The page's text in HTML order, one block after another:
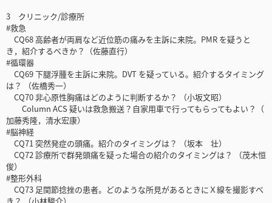
3 クリニック/診療所
#救急
CQ68 高齢者が両肩など近位筋の痛みを主訴に来院。PMR を疑うと
き，紹介するべきか？（佐藤直行）
#循環器
CQ69 下腿浮腫を主訴に来院。DVT を疑っている。紹介するタイミング
は？ （佐橋秀一）
CQ70 非心原性胸痛はどのように判断するか？ （小坂文昭）
Column ACS 疑いは救急搬送？自家用車で行ってもらってもよい？（
加藤秀隆，清水宏康）
#脳神経
CQ71 突然発症の頭痛。紹介のタイミングは？ （坂本 壮）
CQ72 診療所で群発頭痛を疑った場合の紹介のタイミングは？ （茂木恒
俊）
#整形外科
CQ73 足関節捻挫の患者。どのような所見があるときにＸ線を撮影すべ